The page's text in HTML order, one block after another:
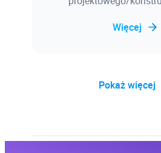
Więcej
Baza
Pokaż więcej